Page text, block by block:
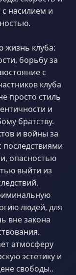
с насилием и
жизнь клуба:
борьбу за
с
клуба
просто стиль
и
братству.
и войны за
последствиями
опасностью
выйти из
людей, для
вне закона
атмосферу
эстетику и
свободы..